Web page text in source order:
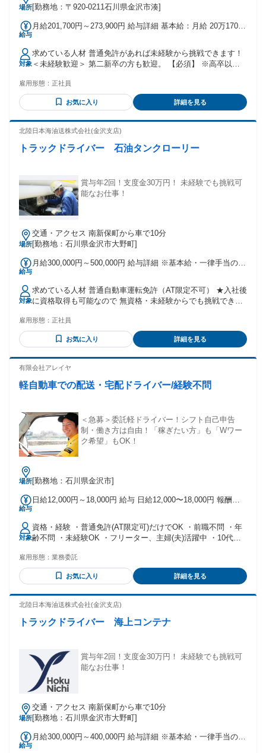
場所[勤務地：〒920-0211石川県金沢市湊]
給与
月給201,700円～273,900円 給与詳細 基本給：月給 20万1700
で支払われる通勤・皆勤・家族手当金額：なし 全員に一律で
支払われるその他手当金額：なし ・賞与年2回（2025年度実
績4.60ヶ月） ※試用期間3ヶ月あり（給与等、待遇面に変更は
ございません。） ・交通費支給（規定あり） ・年末年始手当
・時間外手当 ・地域調整手当 ・昇給年1回
対象
求めている人材 普通免許があれば未経験から挑戦できます！
＜未経験歓迎＞ 第二新卒の方も歓迎。 【必須】 ※高卒以上
許（7.5t）以上の第一種免許をお持ちの方 （普通免許があれ
ば応募OK。内定後に切り替えで構いません） 【歓迎】 ・チ
ームワークを大事にできる方 ・責任感を持って日々の業務に
安心して長く働きたい方
雇用形態： 正社員
お気に入り 詳細を見る
北陸日本海油送株式会社(金沢支店)
トラックドライバー 石油タンクローリー
賞与年2回！支度金30万円！ 未経験でも挑戦可
能なお仕事！
場所
交通・アクセス 南新保町から車で10分
[勤務地：石川県金沢市大野町]
給与
月給300,000円～500,000円 給与詳細 ※基本給・一律手当の総
し 【一律手当】 全員に一律で支払われる通勤・皆勤・家族手
当金額：なし 全員に一律で支払われるその他手当金額：あり
1ヶ月あたり8万2000円 〜 20万7300円 手当：家族手当(配偶者
6,000円・第1子2,500円・第2子以下2,200円)、 通勤手当 実費
度実績) 試用・研修期間：3ヶ月 試用・研修期間の条件：本採
用と同じ
対象
求めている人材 普通自動車運転免許（AT限定不可） ★入社後
に資格取得も可能なので 無資格・未経験からでも挑戦できる
み ※マニュアル運転免許は対象外 年齢の条件と理由：あり
（例外事由3号のイ・45歳以下（長期勤続によるキャリア形成
のため））
雇用形態： 正社員
お気に入り 詳細を見る
有限会社アレイヤ
軽自動車での配送・宅配ドライバー/経験不問
＜急募＞委託軽ドライバー！シフト自己申告
制・働き方は自由！「稼ぎたい方」も「Wワー
ク希望」もOK！
場所[勤務地：石川県金沢市]
給与
日給12,000円～18,000円 給与 日給12,000〜18,000円 報酬例
＝月収300,000円 (3)日収12,000円×15日＝月収180,000円 月収
40万円以上も可 ※ご希望の収入にあわせて仕事量と内容を調
整できます! ※高収入と自由な暮らしの実現も!
対象
資格・経験 ・普通免許(AT限定可)だけでOK ・前職不問 ・年
齢不問 ・未経験OK ・フリーター、主婦(夫)活躍中 ・10代～
雇用形態： 業務委託
お気に入り 詳細を見る
北陸日本海油送株式会社(金沢支店)
トラックドライバー 海上コンテナ
賞与年2回！支度金30万円！ 未経験でも挑戦可
能なお仕事！
場所
交通・アクセス 南新保町から車で10分
[勤務地：石川県金沢市大野町]
給与
月給300,000円～400,000円 給与詳細 ※基本給・一律手当の総